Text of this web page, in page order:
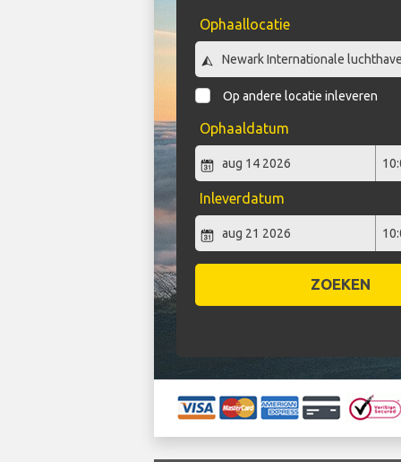
Ophaallocatie
Op andere locatie inleveren
Ophaaldatum
Inleverdatum
ZOEKEN